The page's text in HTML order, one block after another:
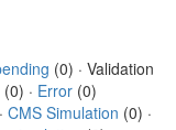
(0) · Validation
(0) · Error (0)
CMS Simulation (0) ·